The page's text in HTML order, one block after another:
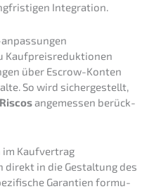
Integration.
Kaufpreis­re­duk­tio­nen
über Escrow-Konten
So wird sicher­ge­stellt,
Riscosangemes­sen berück­
im Kaufvertrag
direkt in die Gestal­tung des
Garan­tien formu­